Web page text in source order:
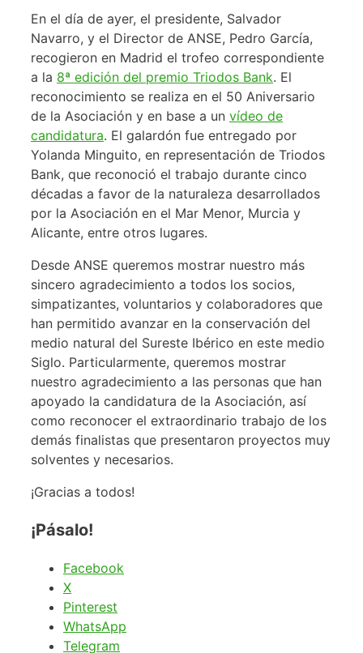
En el día de ayer, el presidente, Salvador
Navarro, y el Director de ANSE, Pedro García,
recogieron en Madrid el trofeo correspondiente
a la 8ª edición del premio Triodos Bank. El
reconocimiento se realiza en el 50 Aniversario
de la Asociación y en base a un vídeo de
candidatura. El galardón fue entregado por
Yolanda Minguito, en representación de Triodos
Bank, que reconoció el trabajo durante cinco
décadas a favor de la naturaleza desarrollados
por la Asociación en el Mar Menor, Murcia y
Alicante, entre otros lugares.
Desde ANSE queremos mostrar nuestro más
sincero agradecimiento a todos los socios,
simpatizantes, voluntarios y colaboradores que
han permitido avanzar en la conservación del
medio natural del Sureste Ibérico en este medio
Siglo. Particularmente, queremos mostrar
nuestro agradecimiento a las personas que han
apoyado la candidatura de la Asociación, así
como reconocer el extraordinario trabajo de los
demás finalistas que presentaron proyectos muy
solventes y necesarios.
¡Gracias a todos!
¡Pásalo!
Facebook
X
Pinterest
WhatsApp
Telegram